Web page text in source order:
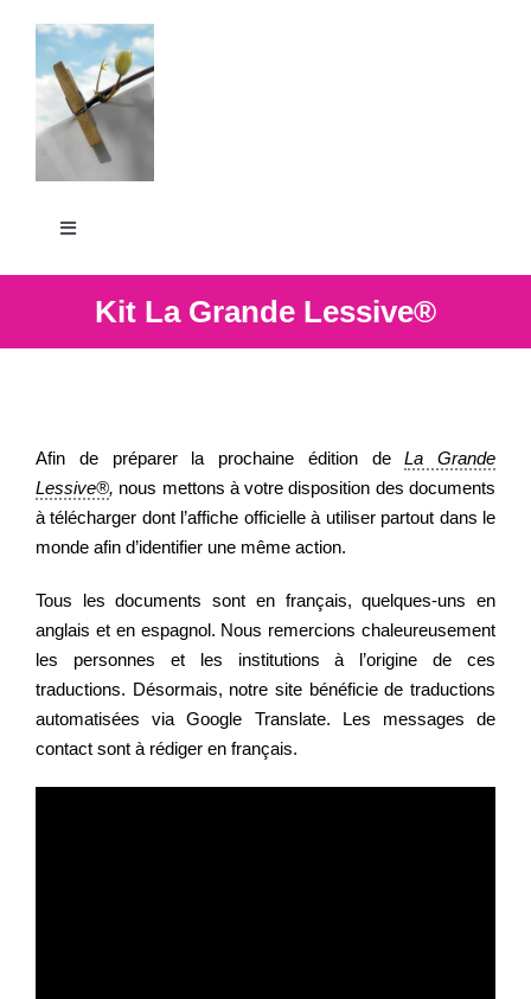
contenu
Toggle
Partager
Regarder
Informer
Nous contacter
Kit La Grande Lessive®
Afin de préparer la prochaine édition deLa Grande
Lessive®, nous mettons à votre disposition des documents
à télécharger dont l’affiche officielle à utiliser partout dans le
monde afin d’identifier une même action.
Tous les documents sont en français, quelques-uns en
anglais et en espagnol. Nous remercions chaleureusement
les personnes et les institutions à l’origine de ces
traductions. Désormais, notre site bénéficie de traductions
automatisées via Google Translate. Les messages de
contact sont à rédiger en français.